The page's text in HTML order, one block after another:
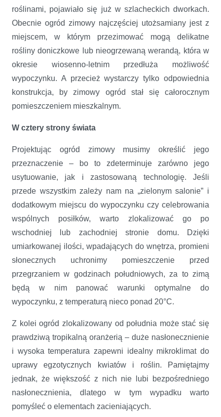
roślinami, pojawiało się już w szlacheckich dworkach.
Obecnie ogród zimowy najczęściej utożsamiany jest z
miejscem, w którym przezimować mogą delikatne
rośliny doniczkowe lub nieogrzewaną werandą, która w
okresie wiosenno-letnim przedłuża możliwość
wypoczynku. A przecież wystarczy tylko odpowiednia
konstrukcja, by zimowy ogród stał się całorocznym
pomieszczeniem mieszkalnym.
W cztery strony świata
Projektując ogród zimowy musimy określić jego
przeznaczenie – bo to zdeterminuje zarówno jego
usytuowanie, jak i zastosowaną technologię. Jeśli
przede wszystkim zależy nam na „zielonym salonie” i
dodatkowym miejscu do wypoczynku czy celebrowania
wspólnych posiłków, warto zlokalizować go po
wschodniej lub zachodniej stronie domu. Dzięki
umiarkowanej ilości, wpadających do wnętrza, promieni
słonecznych uchronimy pomieszczenie przed
przegrzaniem w godzinach południowych, za to zimą
będą w nim panować warunki optymalne do
wypoczynku, z temperaturą nieco ponad 20°C.
Z kolei ogród zlokalizowany od południa może stać się
prawdziwą tropikalną oranżerią – duże nasłonecznienie
i wysoka temperatura zapewni idealny mikroklimat do
uprawy egzotycznych kwiatów i roślin. Pamiętajmy
jednak, że większość z nich nie lubi bezpośredniego
nasłonecznienia, dlatego w tym wypadku warto
pomyśleć o elementach zacieniających.